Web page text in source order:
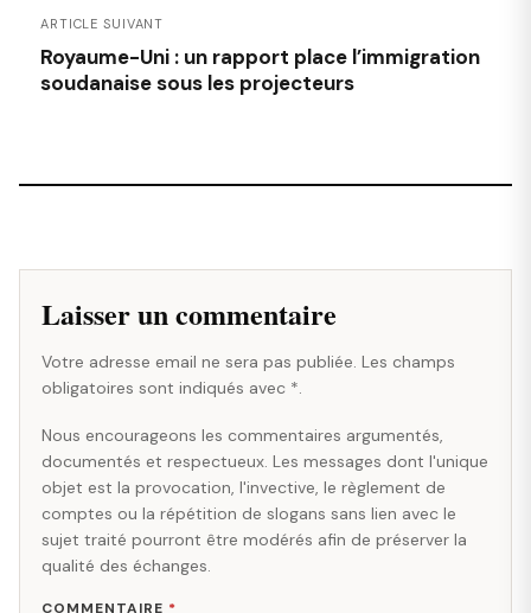
ARTICLE SUIVANT
Royaume-Uni : un rapport place l’immigration
soudanaise sous les projecteurs
Laisser un commentaire
Votre adresse email ne sera pas publiée. Les champs
obligatoires sont indiqués avec *.
Nous encourageons les commentaires argumentés,
documentés et respectueux. Les messages dont l'unique
objet est la provocation, l'invective, le règlement de
comptes ou la répétition de slogans sans lien avec le
sujet traité pourront être modérés afin de préserver la
qualité des échanges.
COMMENTAIRE *